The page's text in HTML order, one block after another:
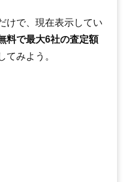
けで、現在表示してい
料で最大6社の査定額
てみよう。